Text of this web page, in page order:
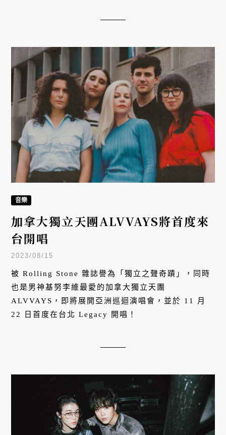
音樂
加拿大獨立天團ALVVAYS將首度來
台開唱
2023/08/15
被 Rolling Stone 雜誌譽為「獨立之聲奇蹟」，同時
也是男神基努李維最愛的加拿大獨立天團
ALVVAYS，即將展開亞洲巡迴演唱會，並於 11 月
22 日首度在台北 Legacy 開唱！